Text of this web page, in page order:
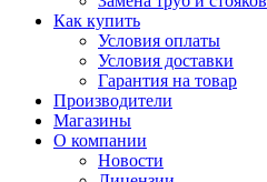
Как купить
Условия оплаты
Условия доставки
Гарантия на товар
Производители
Магазины
О компании
Новости